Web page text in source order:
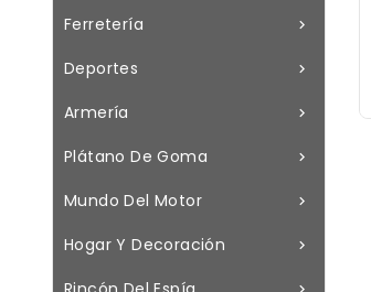

Ferretería

Deportes

Armería

Plátano De Goma

Mundo Del Motor

Hogar Y Decoración